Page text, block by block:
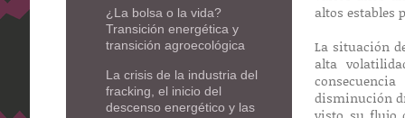
altos estables
La situación
alta
disminución
¿La bolsa o la vida?
Transición energética y
transición agroecológica
La crisis de la industria del
fracking, el inicio del
descenso energético y las